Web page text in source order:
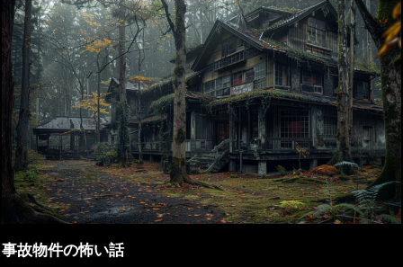
事故物件の怖い話